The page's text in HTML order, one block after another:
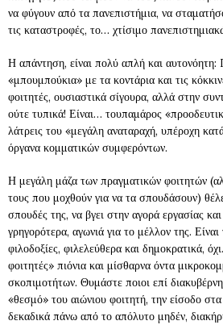
να φύγουν από τα πανεπιστήμια, να
τις καταστροφές, το… χτίσιμο
Η απάντηση, είναι πολύ απλή και αυτονόητη:
«μπουμπούκια» με τα κοντάρια και τις
φοιτητές, ουσιαστικά σίγουρα, αλλά στην
ούτε τυπικά! Είναι… τουπαμάρος
λάτρεις του «μεγάλη αναταραχή, υπέροχη
όργανα κομματικών συμφερόντων.
Η μεγάλη μάζα των πραγματικών φοιτητών
τους που μοχθούν για να τα σπουδάσουν)
σπουδές της, να βγει στην αγορά εργασίας
γρηγορότερα, αγωνιά για το μέλλον της. Είναι
φιλοδοξίες, φιλελεύθερα και δημοκρατικά,
φοιτητές» πιόνια και μίσθαρνα όντα
σκοπιμοτήτων. Θυμάστε ποιοι επί
«θεσμό» του αιώνιου φοιτητή, την είσοδο
δεκαδικά πάνω από το απόλυτο μηδέν,